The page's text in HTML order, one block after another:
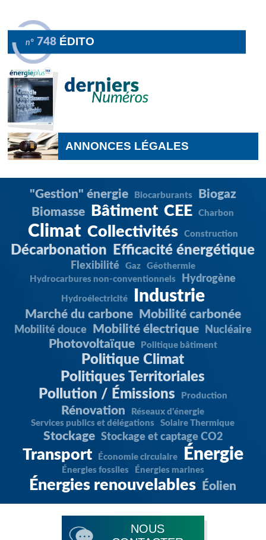
n° 748 ÉDITO
ANNONCES LÉGALES
"Gestion" énergie Biocarburants
Biogaz
Biomasse
Bâtiment CEE Charbon
Climat Collectivités Construction
Décarbonation Efficacité énergétique
Flexibilité Gaz
Géothermie
Hydrocarbures non-conventionnels
Hydrogène
Hydroélectricité Industrie
Marché du carbone Mobilité carbonée
Mobilité douce Mobilité électrique Nucléaire
Photovoltaïque Politique bâtiment
Politique Climat
Politiques Territoriales
Pollution / Émissions
Production
Rénovation
Réseaux d'énergie
Services publics et délégations
Solaire Thermique
Stockage Stockage et captage CO2
Transport Économie circulaire Énergie
Énergies fossiles Énergies marines
Énergies renouvelables Éolien
NOUS